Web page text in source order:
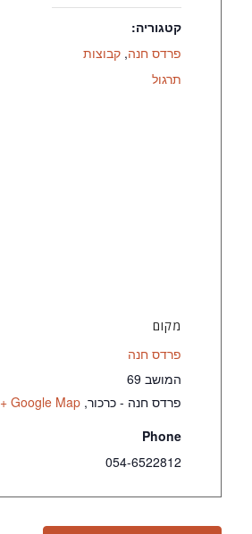
קטגוריה:
פרדס חנה, קבוצות
תרגול
מקום
פרדס חנה
המושב 69
פרדס חנה - כרכור,
+ Google Map
Phone
054-6522812